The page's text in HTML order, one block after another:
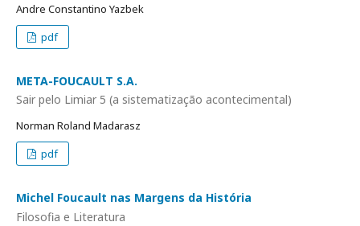
Andre Constantino Yazbek
pdf
META-FOUCAULT S.A.
Sair pelo Limiar 5 (a sistematização acontecimental)
Norman Roland Madarasz
pdf
Michel Foucault nas Margens da História
Filosofia e Literatura